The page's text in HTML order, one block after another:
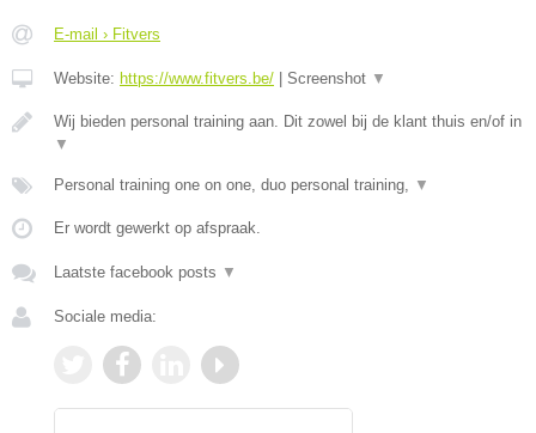
E-mail › Fitvers
Website: https://www.fitvers.be/ | Screenshot ▼
Wij bieden personal training aan. Dit zowel bij de klant thuis en/of in
▼
Personal training one on one, duo personal training, ▼
Er wordt gewerkt op afspraak.
Laatste facebook posts ▼
Sociale media: